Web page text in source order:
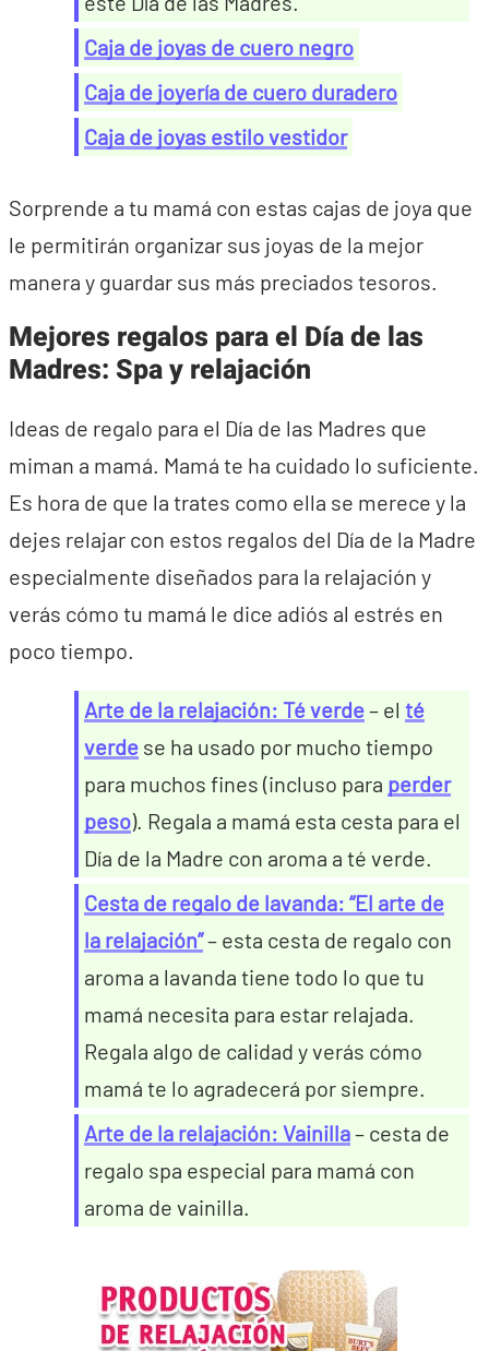
Caja de joyas de cuero negro
Caja de joyería de cuero duradero
Caja de joyas estilo vestidor
Sorprende a tu mamá con estas cajas de joya que
le permitirán organizar sus joyas de la mejor
manera y guardar sus más preciados tesoros.
Mejores regalos para el Día de las
Madres: Spa y relajación
Ideas de regalo para el Día de las Madres que
miman a mamá. Mamá te ha cuidado lo suficiente.
Es hora de que la trates como ella se merece y la
dejes relajar con estos regalos del Día de la Madre
especialmente diseñados para la relajación y
verás cómo tu mamá le dice adiós al estrés en
poco tiempo.
Arte de la relajación: Té verde– el té
verde se ha usado por mucho tiempo
para muchos fines (incluso para perder
peso). Regala a mamá esta cesta para el
Día de la Madre con aroma a té verde.
Cesta de regalo de lavanda: “El arte de
la relajación”– esta cesta de regalo con
aroma a lavanda tiene todo lo que tu
mamá necesita para estar relajada.
Regala algo de calidad y verás cómo
mamá te lo agradecerá por siempre.
Arte de la relajación: Vainilla– cesta de
regalo spa especial para mamá con
aroma de vainilla.